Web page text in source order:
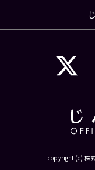
copyright (c) 株